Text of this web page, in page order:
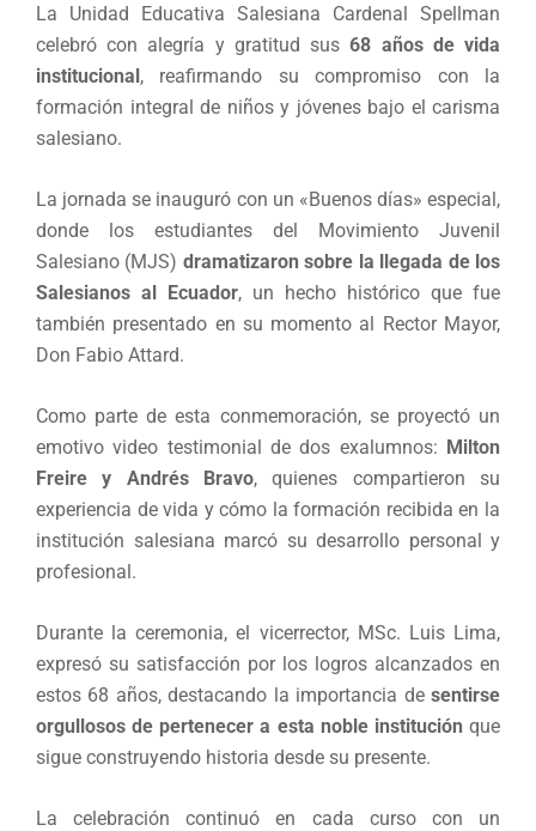
La Unidad Educativa Salesiana Cardenal Spellman
celebró con alegría y gratitud sus68 años de vida
institucional, reafirmando su compromiso con la
formación integral de niños y jóvenes bajo el carisma
salesiano.
La jornada se inauguró con un «Buenos días» especial,
donde los estudiantes del Movimiento Juvenil
Salesiano (MJS) dramatizaron sobre la llegada de los
Salesianos al Ecuador, un hecho histórico que fue
también presentado en su momento al Rector Mayor,
Don Fabio Attard.
Como parte de esta conmemoración, se proyectó un
emotivo video testimonial de dos exalumnos: Milton
Freire y Andrés Bravo, quienes compartieron su
experiencia de vida y cómo la formación recibida en la
institución salesiana marcó su desarrollo personal y
profesional.
Durante la ceremonia, el vicerrector, MSc. Luis Lima,
expresó su satisfacción por los logros alcanzados en
estos 68 años, destacando la importancia de sentirse
orgullosos de pertenecer a esta noble institución que
sigue construyendo historia desde su presente.
La celebración continuó en cada curso con un